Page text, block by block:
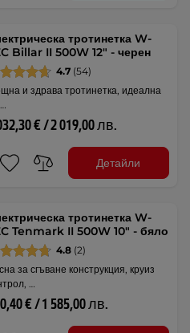
тротинетка W-
Billar II 500W 12" - черен
4.7 (54)
и здрава тротинетка, идеална
€ / 2 019,00 лв.
Детайли
тротинетка W-
Tenmark II 500W 10" - бяло
4.8 (2)
за сгъване конструкция, круиз
…
€ / 1 585,00 лв.